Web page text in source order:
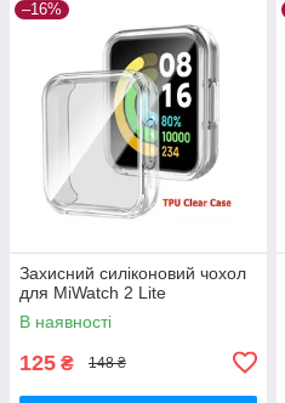
–16%
Захисний силіконовий чохол
для MiWatch 2 Lite
В наявності
125 ₴ 148 ₴